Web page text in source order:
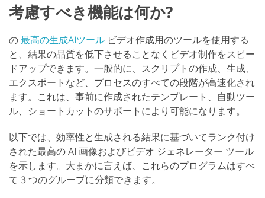
考慮すべき機能は何か?
の最高の生成AIツール ビデオ作成用のツールを使用する
と、結果の品質を低下させることなくビデオ制作をスピー
ドアップできます。一般的に、スクリプトの作成、生成、
エクスポートなど、プロセスのすべての段階が高速化され
ます。これは、事前に作成されたテンプレート、自動ツー
ル、ショートカットのサポートにより可能になります。
以下では、効率性と生成される結果に基づいてランク付け
された最高の AI 画像およびビデオ ジェネレーター ツール
を示します。大まかに言えば、これらのプログラムはすべ
て 3 つのグループに分類できます。